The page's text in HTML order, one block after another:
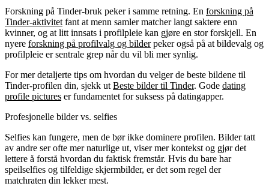
Forskning på Tinder-bruk peker i samme retning. En forskning på
Tinder-aktivitet fant at menn samler matcher langt saktere enn
kvinner, og at litt innsats i profilpleie kan gjøre en stor forskjell. En
nyere forskning på profilvalg og bilderpeker også på at bildevalg og
profilpleie er sentrale grep når du vil bli mer synlig.
For mer detaljerte tips om hvordan du velger de beste bildene til
Tinder-profilen din, sjekk ut Beste bilder til Tinder. Gode dating
profile pictures er fundamentet for suksess på datingapper.
Profesjonelle bilder vs. selfies
Selfies kan fungere, men de bør ikke dominere profilen. Bilder tatt
av andre ser ofte mer naturlige ut, viser mer kontekst og gjør det
lettere å forstå hvordan du faktisk fremstår. Hvis du bare har
speilselfies og tilfeldige skjermbilder, er det som regel der
matchraten din lekker mest.